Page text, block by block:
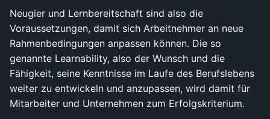
Neugier und Lernbereitschaft sind also die
Voraussetzungen, damit sich Arbeitnehmer an neue
Rahmenbedingungen anpassen können. Die so
genannte Learnability, also der Wunsch und die
Fähigkeit, seine Kenntnisse im Laufe des Berufslebens
weiter zu entwickeln und anzupassen, wird damit für
Mitarbeiter und Unternehmen zum Erfolgskriterium.